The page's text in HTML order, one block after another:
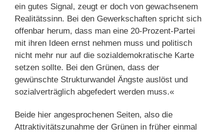
ein gutes Signal, zeugt er doch von gewachsenem
Realitätssinn. Bei den Gewerkschaften spricht sich
offenbar herum, dass man eine 20-Prozent-Partei
mit ihren Ideen ernst nehmen muss und politisch
nicht mehr nur auf die sozialdemokratische Karte
setzen sollte. Bei den Grünen, dass der
gewünschte Strukturwandel Ängste auslöst und
sozialverträglich abgefedert werden muss.«
Beide hier angesprochenen Seiten, also die
Attraktivitätszunahme der Grünen in früher einmal